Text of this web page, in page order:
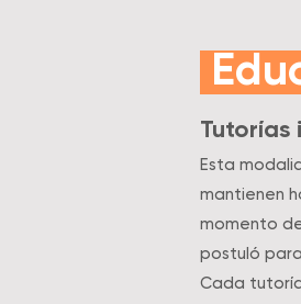
Tutorías
Esta
mantienen
momento
postuló
Cada tutoría